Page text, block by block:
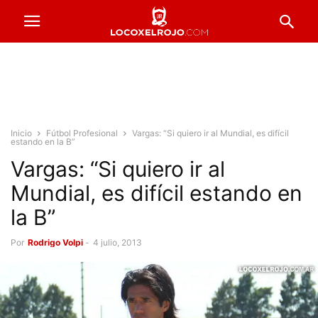
Inicio Fútbol Profesional
Vargas: “Si quiero ir al Mundial, es difícil
estando en la B”
Vargas: “Si quiero ir al
Mundial, es difícil estando en
la B”
Por Rodrigo Volpi - 4 julio, 2013